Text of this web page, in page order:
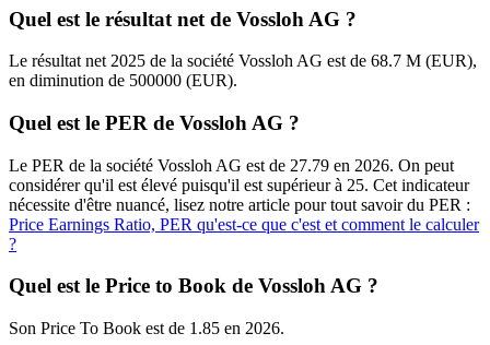
Quel est le résultat net de Vossloh AG ?
Le résultat net 2025 de la société Vossloh AG est de 68.7 M (EUR),
en diminution de 500000 (EUR).
Quel est le PER de Vossloh AG ?
Le PER de la société Vossloh AG est de 27.79 en 2026. On peut
considérer qu'il est élevé puisqu'il est supérieur à 25. Cet indicateur
nécessite d'être nuancé, lisez notre article pour tout savoir du PER :
Price Earnings Ratio, PER qu'est-ce que c'est et comment le calculer
?
Quel est le Price to Book de Vossloh AG ?
Son Price To Book est de 1.85 en 2026.